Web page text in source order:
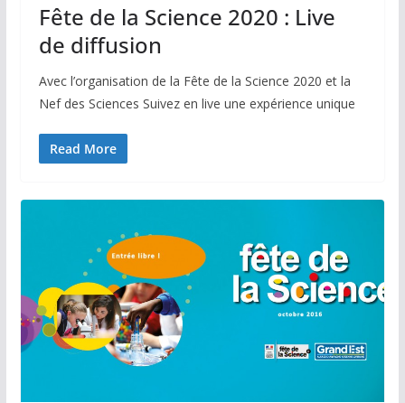
Fête de la Science 2020 : Live
de diffusion
Avec l’organisation de la Fête de la Science 2020 et la
Nef des Sciences Suivez en live une expérience unique
Read More